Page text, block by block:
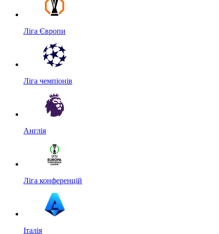
Ліга Європи
Ліга чемпіонів
Англія
Ліга конференцій
Італія